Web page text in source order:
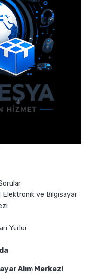
Elektronik ve Bilgisayar
Yerler
Alım Merkezi